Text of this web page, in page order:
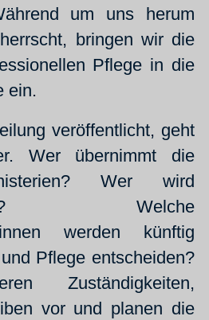
um uns herum
bringen wir die
Pflege in die
ein.
veröffentlicht, geht
Wer übernimmt die
Wer wird
Welche
werden künftig
Pflege entscheiden?
Zuständigkeiten,
vor und planen die